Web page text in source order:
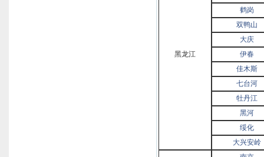
黑龙江
鹤岗
双鸭山
大庆
伊春
佳木斯
七台河
牡丹江
黑河
绥化
大兴安岭